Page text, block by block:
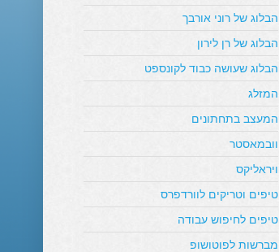
הבלוג של רוני אורבך
הבלוג של רן לירון
הבלוג שעושה כבוד לקונספט
המזלג
המעצב בתחתונים
וובמאסטר
ויראליקס
טיפים וטריקים לוורדפרס
טיפים לחיפוש עבודה
מברשות לפוטושופ